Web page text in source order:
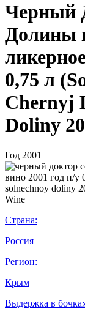
Черный
Долины
0,75 л
Chernyj
Doliny
Год 2001
Страна:
Россия
Регион:
Крым
Выдержка в